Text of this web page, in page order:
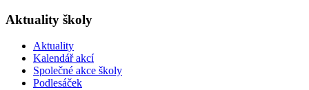
Aktuality školy
Aktuality
Kalendář akcí
Společné akce školy
Podlesáček